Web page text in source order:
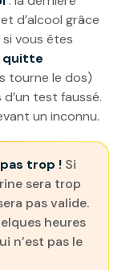
d’alcool grâce
vous êtes
quitte
tourne le dos)
d’un test faussé.
un inconnu.
trop ! Si
sera trop
pas valide.
heures
n’est pas le